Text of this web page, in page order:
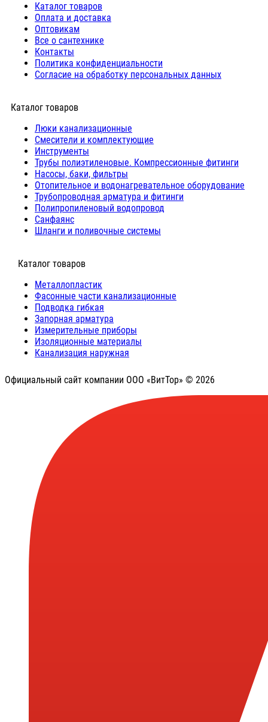
Каталог товаров
Оплата и доставка
Оптовикам
Все о сантехнике
Контакты
Политика конфиденциальности
Согласие на обработку персональных данных
Каталог товаров
Люки канализационные
Cмесители и комплектующие
Инструменты
Трубы полиэтиленовые. Компрессионные фитинги
Насосы, баки, фильтры
Отопительное и водонагревательное оборудование
Трубопроводная арматура и фитинги
Полипропиленовый водопровод
Санфаянс
Шланги и поливочные системы
⠀Каталог товаров
Металлопластик
Фасонные части канализационные
Подводка гибкая
Запорная арматура
Измерительные приборы
Изоляционные материалы
Канализация наружная
Официальный сайт компании ООО «ВитТор» © 2026